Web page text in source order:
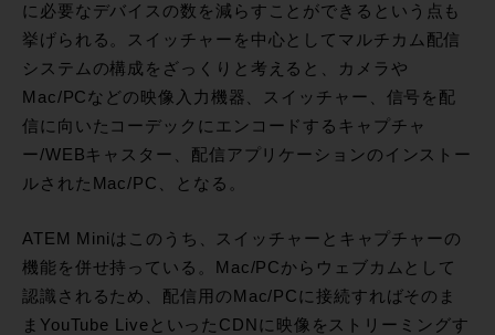
に必要なデバイスの数を減らすことができるという点も
挙げられる。スイッチャーを中心としてマルチカム配信
システムの構成をざっくりと考えると、カメラや
Mac/PCなどの映像入力機器、スイッチャー、信号を配
信に向いたコーデックにエンコードするキャプチャ
ー/WEBキャスター、配信アプリケーションのインストー
ルされたMac/PC、となる。
ATEM Miniはこのうち、スイッチャーとキャプチャーの
機能を併せ持っている。Mac/PCからウェブカムとして
認識されるため、配信用のMac/PCに接続すればそのま
まYouTube LiveといったCDNに映像をストリーミングす